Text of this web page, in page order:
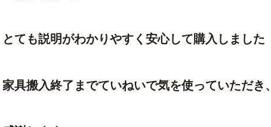
とても説明がわかりやすく安心して購入しました
家具搬入終了までていねいで気を使っていただき、